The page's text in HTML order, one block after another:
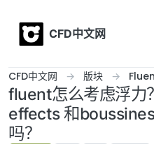
CFD中文网
CFD中文网 版块
fluent怎么考虑浮
effects 和
吗？